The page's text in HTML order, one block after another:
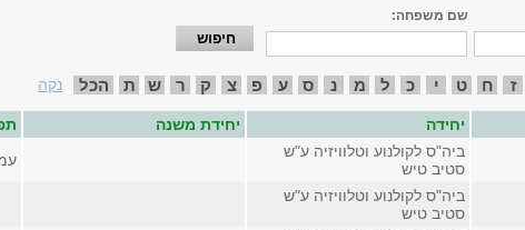
שם משפחה:
ז ח ט י כ ל מ נ ס ע פ צ ק ר ש ת הכל נקה
יחידה יחידת משנה
ביה"ס לקולנוע וטלוויזיה ע"ש
סטיב טיש
ביה"ס לקולנוע וטלוויזיה ע"ש
סטיב טיש